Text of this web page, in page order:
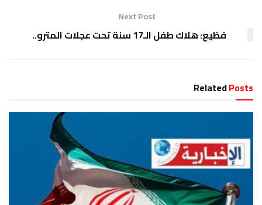
Next Post
فظيع: هلاك طفل الـ17 سنة تحت عجلات المترو..
RelatedPosts